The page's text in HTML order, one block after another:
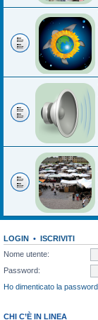
LOGIN • ISCRIVITI
Nome utente:
Password:
Ho dimenticato la password
CHI C’È IN LINEA